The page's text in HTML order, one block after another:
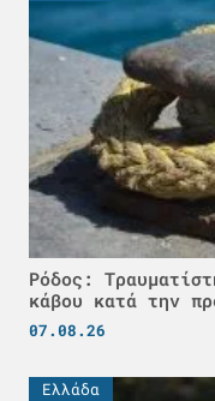
Ρόδος:
κάβου κατά την
07.08.26
Ελλάδα